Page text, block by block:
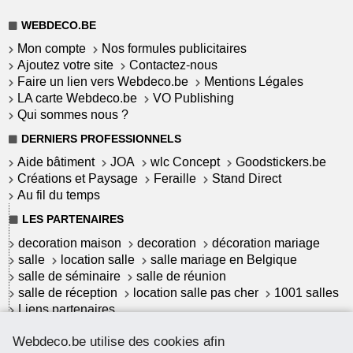
Webdeco.be utilise des cookies afin
WEBDECO.BE
Mon compte
Nos formules publicitaires
Ajoutez votre site
Contactez-nous
Faire un lien vers Webdeco.be
Mentions Légales
LA carte Webdeco.be
VO Publishing
Qui sommes nous ?
DERNIERS PROFESSIONNELS
Aide bâtiment JOA wlc Concept
Goodstickers.be
Créations et Paysage
Feraille
Stand Direct
Au fil du temps
LES PARTENAIRES
decoration maison decoration
décoration mariage
salle
location salle
salle mariage en Belgique
salle de séminaire
salle de réunion
salle de réception
location salle pas cher
1001 salles
Liens partenaires